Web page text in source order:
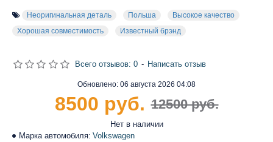
Неоригинальная деталь Польша
Высокое качество
Хорошая совместимость
Известный брэнд
Марка автомобиля: Volkswagen
Обновлено: 06 августа 2026 04:08
Нет в наличии
Всего отзывов: 0 - Написать отзыв
12500 руб.
8500 руб.